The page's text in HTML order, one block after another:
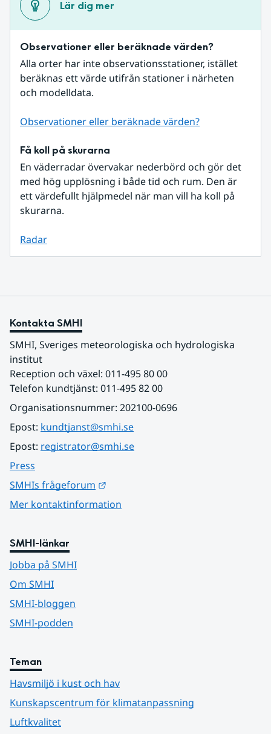
Lär dig mer
Observationer eller beräknade värden?
Alla orter har inte observationsstationer, istället
beräknas ett värde utifrån stationer i närheten
och modelldata.
Observationer eller beräknade värden?
Få koll på skurarna
En väderradar övervakar nederbörd och gör det
med hög upplösning i både tid och rum. Den är
ett värdefullt hjälpmedel när man vill ha koll på
skurarna.
Radar
Kontakta SMHI
SMHI, Sveriges meteorologiska och hydrologiska
institut
Reception och växel: 011-495 80 00
Telefon kundtjänst: 011-495 82 00
Organisationsnummer: 202100-0696
Epost: kundtjanst@smhi.se
Epost: registrator@smhi.se
Press
SMHIs frågeforum
Mer kontaktinformation
SMHI-länkar
Jobba på SMHI
Om SMHI
SMHI-bloggen
SMHI-podden
Teman
Havsmiljö i kust och hav
Kunskapscentrum för klimatanpassning
Luftkvalitet